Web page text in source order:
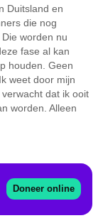
Duitsland en
die nog
worden nu
fase al kan
houden. Geen
weet door mijn
dat ik ooit
worden. Alleen
Doneer online